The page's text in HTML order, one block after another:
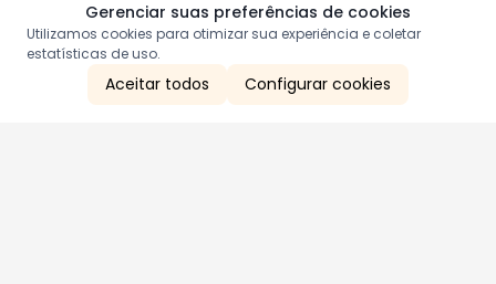
Gerenciar suas preferências de cookies
Utilizamos cookies para otimizar sua experiência e coletar
estatísticas de uso.
Aceitar todos Configurar cookies